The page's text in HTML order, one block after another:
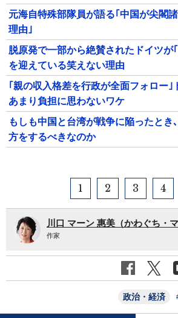
元海自特殊部隊員が語る｢中国が尖閣
理由｣
脱原発で一部から絶賛されたドイツが
を迎えている笑えない理由
｢親の収入格差を行政が全面フォロー｣
あまり負担に思わないワケ
もしも中国と台湾が戦争に陥ったとき
方をするべきなのか
1 2 3 4
川口 マーン 惠美（かわぐち・
作家
政治・経済